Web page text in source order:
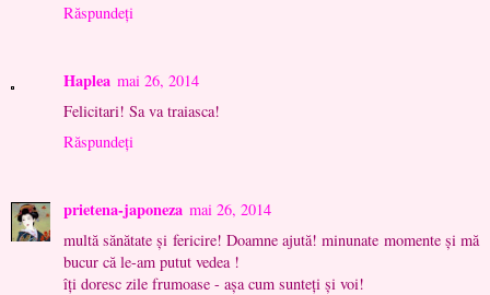
Răspundeți
Haplea mai 26, 2014
Felicitari! Sa va traiasca!
Răspundeți
prietena-japoneza mai 26, 2014
multă sănătate şi fericire! Doamne ajută! minunate momente şi mă
bucur că le-am putut vedea !
îţi doresc zile frumoase - aşa cum sunteţi şi voi!